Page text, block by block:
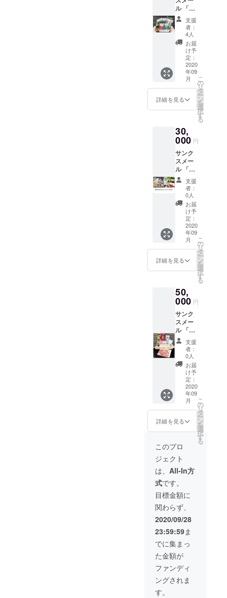
いるか
は開け
てから
のお楽
しみ
DOCOR
Eお楽し
みセッ
ト」
（1,500
円相
当） <
DOCOR
Eの人気
商品
（おつ
まみ、
お菓
子、ご
飯のお
とも
等）
セット
例：The
Bar（ザ
・サ
ン、明
太風
珈琲ま
んじゅ
う、の
りあら
れ、等
※送
付時期
等で内
容は変
更にな
る場合
があり
・本プ
ロジェ
ホーム
ページ
に、ご
支援い
たあな
たのお
名前が
掲載さ
れま
す。
（ご希
望され
る方の
み） ※
後日、
配送さ
れま
ル 「福
岡県商
工会連
合会よ
り、熱
い感謝
のお礼
メール
をお届
けしま
す」
「DOC
OREふ
くおか
ショッ
プ」
（博多
駅前マ
ルイ2
階）の
特産品
セット
：
3,000円
相当の
返礼品
〇福
岡うま
かもん
パック
A（DO
DOCOR
E人気商
品の詰
め合わ
せセッ
トで
す。
〇福岡
うまか
もん
パック
B（DO
CORE
）
DOCOR
E人気商
品の詰
め合わ
す。
うまか
もん
パック
C（DO
CORE
）
DOCOR
E人気商
め合わ
せセッ
トで
す。
〇福岡
うまか
もん
支援
者：
4人
お届
け予
定：
2020
年09
月
詳細を見る
こ
の
リ
タ
ー
ン
を
選
択
す
る
30,
000 円
サンク
スメー
ル 「福
岡県商
工会連
合会よ
り、熱
い感謝
のお礼
メール
をお届
けしま
す」
「DOC
OREふ
くおか
ショッ
プ」
（博多
駅前マ
ルイ2
階）の
特産品
セット
：
9,000円
相当の
返礼品
〇福
岡うま
かもん
パック
デラッ
ORE・
JA混
合）
福
岡の八
女茶の
飲み比
べセッ
トとそ
れに合
うお菓
子を
セッ
ト。
〇福岡
うまか
もん
パック
支援
者：
0人
お届
け予
定：
2020
年09
月
詳細を見る
こ
の
リ
タ
ー
ン
を
選
択
す
る
50,
000 円
サンク
スメー
ル 「福
岡県商
工会連
合会よ
り、熱
い感謝
のお礼
メール
をお届
けしま
す」
「DOC
OREふ
くおか
商工会
ショッ
プ」
（博多
駅前マ
ルイ2
階）の
特産品
セット
：
15,000
円相当
の返礼
品 〇
福岡う
まかも
んパッ
ク スー
支援
者：
0人
お届
け予
定：
2020
年09
月
詳細を見る
こ
の
リ
タ
ー
ン
を
選
択
す
る
このプロ
ジェクト
は、 All-In方
式です。
目標金額に
関わらず、
2020/09/28
23:59:59ま
でに集まっ
た金額が
ファンディ
ングされま
す。